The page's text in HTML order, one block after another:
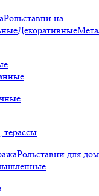
Рольставни на
Декоративные
терассы
Рольставни для